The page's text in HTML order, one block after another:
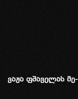
ვაჟა ფშაველას